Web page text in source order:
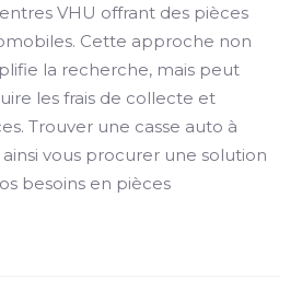
VHU offrant des pièces
Cette approche non
la recherche, mais peut
les frais de collecte et
Trouver une casse auto à
vous procurer une solution
besoins en pièces